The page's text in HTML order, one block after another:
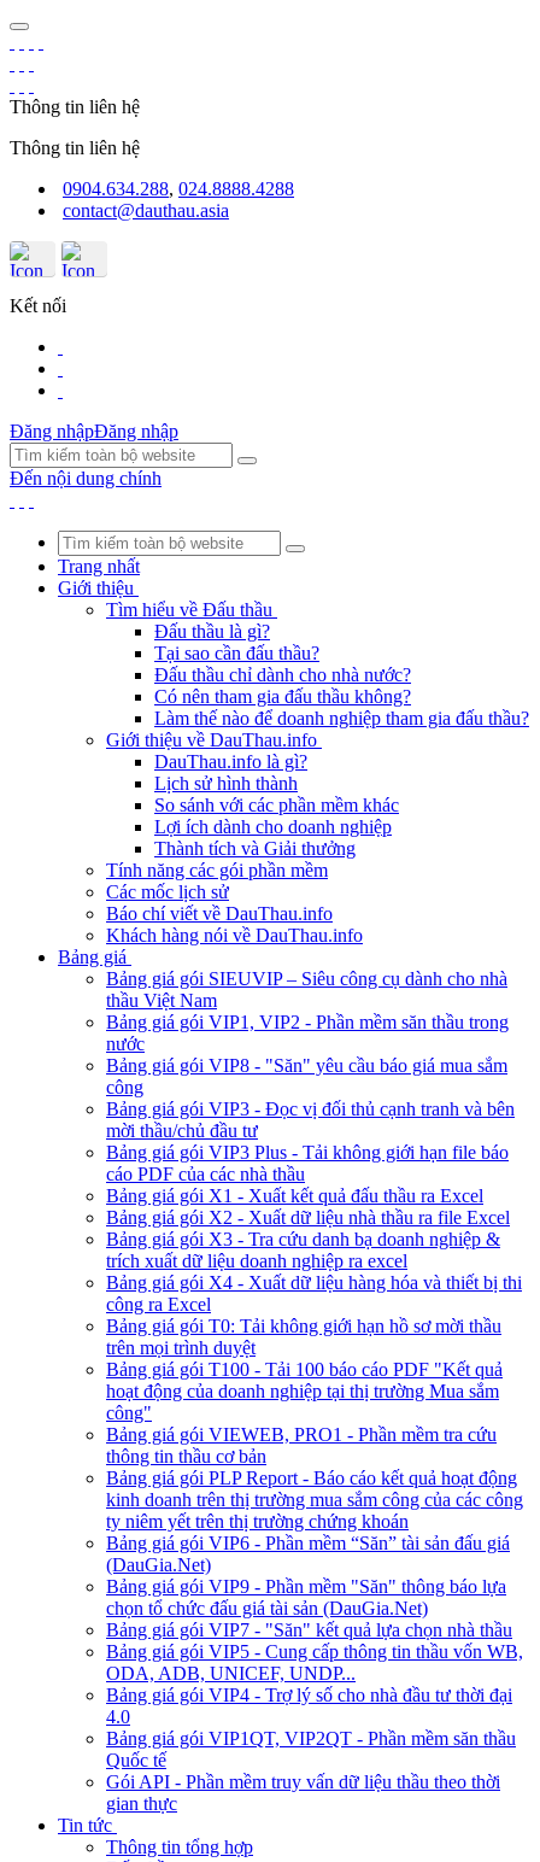
Thông tin liên hệ
Thông tin liên hệ
0904.634.288, 024.8888.4288
contact@dauthau.asia
Kết nối
Đăng nhậpĐăng nhập
Đến nội dung chính
Trang nhất
Giới thiệu
Tìm hiểu về Đấu thầu
Đấu thầu là gì?
Tại sao cần đấu thầu?
Đấu thầu chỉ dành cho nhà nước?
Có nên tham gia đấu thầu không?
Làm thế nào để doanh nghiệp tham gia đấu thầu?
Giới thiệu về DauThau.info
DauThau.info là gì?
Lịch sử hình thành
So sánh với các phần mềm khác
Lợi ích dành cho doanh nghiệp
Thành tích và Giải thưởng
Tính năng các gói phần mềm
Các mốc lịch sử
Báo chí viết về DauThau.info
Khách hàng nói về DauThau.info
Bảng giá
Bảng giá gói SIEUVIP – Siêu công cụ dành cho nhà
thầu Việt Nam
Bảng giá gói VIP1, VIP2 - Phần mềm săn thầu trong
nước
Bảng giá gói VIP8 - "Săn" yêu cầu báo giá mua sắm
công
Bảng giá gói VIP3 - Đọc vị đối thủ cạnh tranh và bên
mời thầu/chủ đầu tư
Bảng giá gói VIP3 Plus - Tải không giới hạn file báo
cáo PDF của các nhà thầu
Bảng giá gói X1 - Xuất kết quả đấu thầu ra Excel
Bảng giá gói X2 - Xuất dữ liệu nhà thầu ra file Excel
Bảng giá gói X3 - Tra cứu danh bạ doanh nghiệp &
trích xuất dữ liệu doanh nghiệp ra excel
Bảng giá gói X4 - Xuất dữ liệu hàng hóa và thiết bị thi
công ra Excel
Bảng giá gói T0: Tải không giới hạn hồ sơ mời thầu
trên mọi trình duyệt
Bảng giá gói T100 - Tải 100 báo cáo PDF "Kết quả
hoạt động của doanh nghiệp tại thị trường Mua sắm
công"
Bảng giá gói VIEWEB, PRO1 - Phần mềm tra cứu
thông tin thầu cơ bản
Bảng giá gói PLP Report - Báo cáo kết quả hoạt động
kinh doanh trên thị trường mua sắm công của các công
ty niêm yết trên thị trường chứng khoán
Bảng giá gói VIP6 - Phần mềm “Săn” tài sản đấu giá
(DauGia.Net)
Bảng giá gói VIP9 - Phần mềm "Săn" thông báo lựa
chọn tổ chức đấu giá tài sản (DauGia.Net)
Bảng giá gói VIP7 - "Săn" kết quả lựa chọn nhà thầu
Bảng giá gói VIP5 - Cung cấp thông tin thầu vốn WB,
ODA, ADB, UNICEF, UNDP...
Bảng giá gói VIP4 - Trợ lý số cho nhà đầu tư thời đại
4.0
Bảng giá gói VIP1QT, VIP2QT - Phần mềm săn thầu
Quốc tế
Gói API - Phần mềm truy vấn dữ liệu thầu theo thời
gian thực
Tin tức
Thông tin tổng hợp